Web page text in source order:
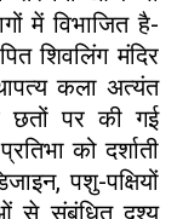
में विभाजित है-
शिवलिंग मंदिर
कला अत्यंत
छतों पर की गई
को दर्शाती
पशु-पक्षियों
से संबंधित दृश्य